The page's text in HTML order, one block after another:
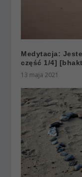
Medytacja:
część 1/4]
13 maja 2021